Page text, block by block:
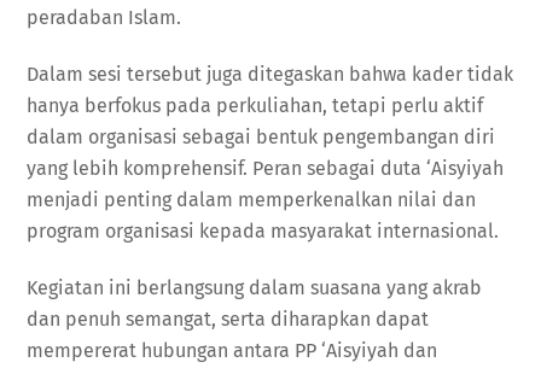
peradaban Islam.
Dalam sesi tersebut juga ditegaskan bahwa kader tidak
hanya berfokus pada perkuliahan, tetapi perlu aktif
dalam organisasi sebagai bentuk pengembangan diri
yang lebih komprehensif. Peran sebagai duta ‘Aisyiyah
menjadi penting dalam memperkenalkan nilai dan
program organisasi kepada masyarakat internasional.
Kegiatan ini berlangsung dalam suasana yang akrab
dan penuh semangat, serta diharapkan dapat
mempererat hubungan antara PP ‘Aisyiyah dan